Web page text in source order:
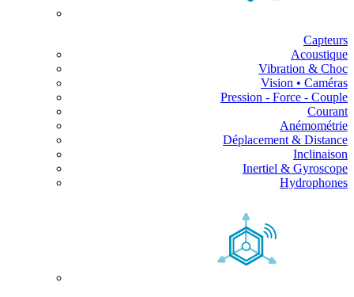
Capteurs
Acoustique
Vibration & Choc
Vision • Caméras
Pression - Force - Couple
Courant
Anémométrie
Déplacement & Distance
Inclinaison
Inertiel & Gyroscope
Hydrophones